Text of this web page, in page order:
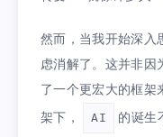
然而，当我开始深入
虑消解了。这并非因
了一个更宏大的框架
架下，
AI
的诞生